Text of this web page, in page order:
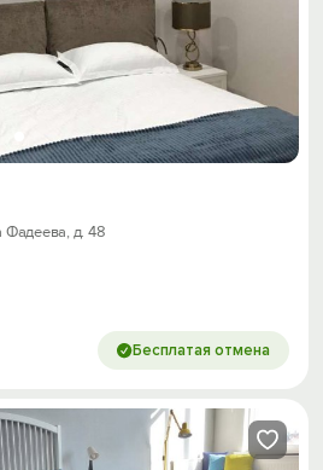
Фадеева, д. 48
Бесплатая отмена